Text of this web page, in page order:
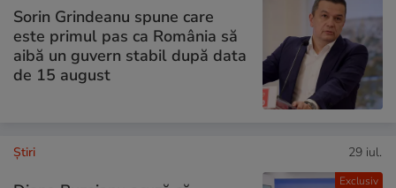
Sorin Grindeanu spune care
este primul pas ca România să
aibă un guvern stabil după data
de 15 august
Exclusiv
Ştiri 29 iul.